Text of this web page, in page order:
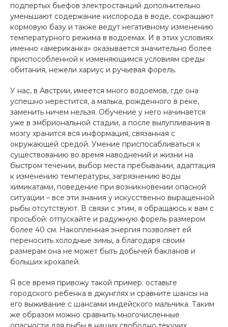
подпертых бьефов электростанций дополнительно
уменьшают содержание кислорода в воде, сокращают
кормовую базу и также ведут негативному изменению
температурного режима в водоемах. И в этих условиях
именно «американка» оказывается значительно более
приспособленной к изменяющимся условиям среды
обитания, нежели хариус и ручьевая форель.
У нас, в Австрии, имеется много водоемов, где она
успешно нерестится, а малька, рожденного в реке,
заменить ничем нельзя. Обучение у него начинается
уже в эмбриональной стадии, а после вылупливания в
мозгу хранится вся информация, связанная с
окружающей средой. Умение приспосабливаться к
существованию во время наводнений и жизни на
быстром течении, выбор места пребывании, адаптация
к изменению температуры, загрязнению воды
химикатами, поведение при возникновении опасной
ситуации – все эти знания у искусственно выращенной
рыбы отсутствуют. В связи с этим, я обращаюсь к вам с
просьбой: отпускайте и радужную форель размером
более 40 см. Накопленная энергия позволяет ей
переносить холодные зимы, а благодаря своим
размерам она не может быть добычей бакланов и
больших крохалей.
Я все время привожу такой пример: оставьте
городского ребенка в джунглях и сравните шансы на
его выживание с шансами индейского мальчика. Таким
же образом можно сравнить многочисленные